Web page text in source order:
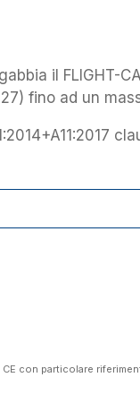
il FLIGHT-
fino ad un
con particolare